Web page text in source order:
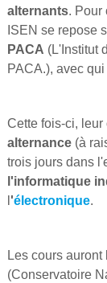
alternants. Pour
ISEN se repose
PACA (L'Institut
PACA.), avec
Cette fois-ci,
alternance(à
trois jours dans
l'informatique
'électronique.
Les cours
(Conservatoire